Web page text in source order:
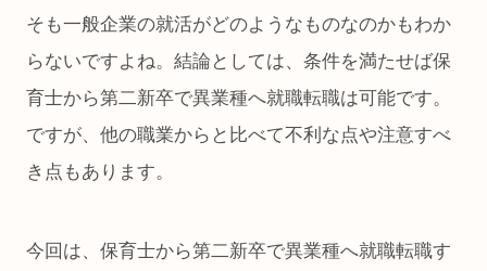
そも一般企業の就活がどのようなものなのかもわか
らないですよね。結論としては、条件を満たせば保
育士から第二新卒で異業種へ就職転職は可能です。
ですが、他の職業からと比べて不利な点や注意すべ
き点もあります。
今回は、保育士から第二新卒で異業種へ就職転職す